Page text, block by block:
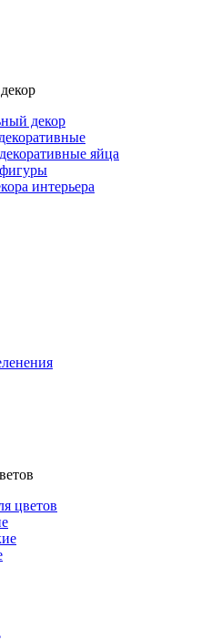
декор
яйца
интерьера
цветов